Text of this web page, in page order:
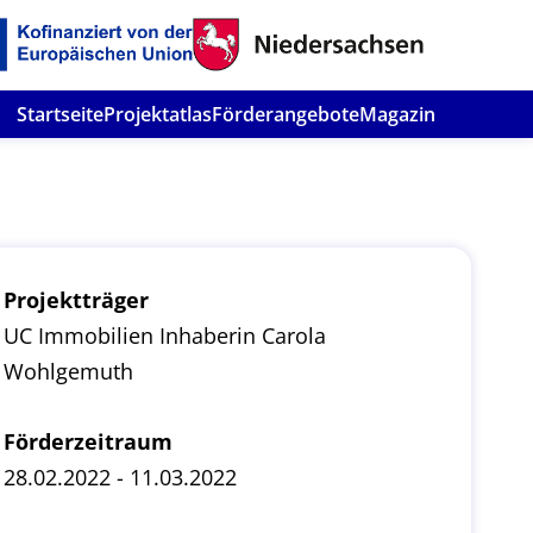
StartseiteProjektatlasFörderangeboteMagazin
Projektträger
UC Immobilien Inhaberin Carola
Wohlgemuth
Förderzeitraum
28.02.2022 - 11.03.2022